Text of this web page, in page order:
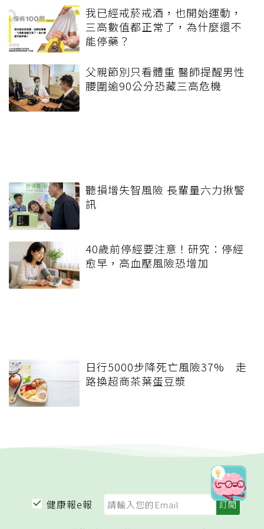
我已經戒菸戒酒，也開始運動，
三高數值都正常了，為什麼還不
能停藥？
父親節別只看體重 醫師提醒男性
腰圍逾90公分恐藏三高危機
聽損增失智風險 長輩量六力揪警
訊
40歲前停經要注意！研究：停經
愈早，高血壓風險恐增加
日行5000步降死亡風險37% 走
路換超商茶葉蛋豆漿
健康報e報